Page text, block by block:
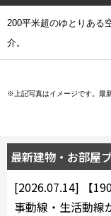
200平米超のゆとりある
介。
※上記写真はイメージです。最
最新建物・お部屋
[2026.07.14]
【
事動線・生活動線
専有面積
指定なし
1年以内
15年以内
25年以内